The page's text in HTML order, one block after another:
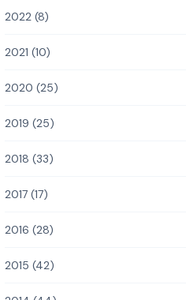
2022 (8)
2021 (10)
2020 (25)
2019 (25)
2018 (33)
2017 (17)
2016 (28)
2015 (42)